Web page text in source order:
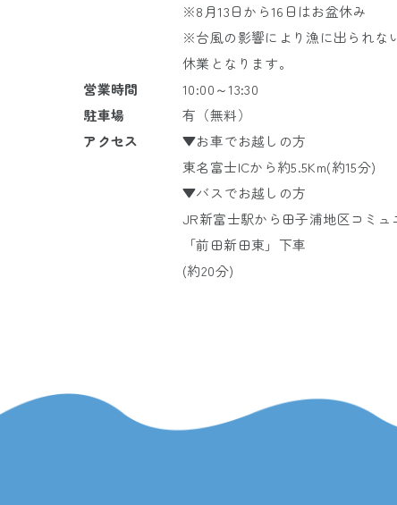
※8月13日から16日はお盆休み
※台風の影響により漁に出られな
休業となります。
営業時間
10:00～13:30
駐車場
有（無料）
アクセス
▼お車でお越しの方
東名富士ICから約5.5Km(約15分)
▼バスでお越しの方
JR新富士駅から 田子浦地区コミ
「前田新田東」下車
(約20分)